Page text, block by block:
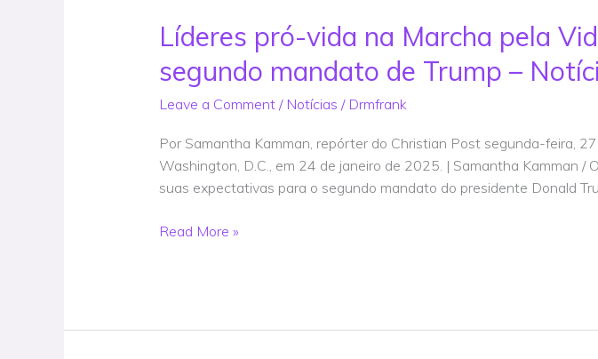
Líderes pró-vida na Marcha pela
segundo mandato de Trump –
Leave a Comment / Notícias / Drmfrank
Por Samantha Kamman, repórter do Christian Post segunda-feira,
Washington, D.C., em 24 de janeiro de 2025. | Samantha Kamman /
suas expectativas para o segundo mandato do presidente Donald
Líderes
pró-
vida
na
pela
Vida
esperançosos,
cautelosos
Read More »